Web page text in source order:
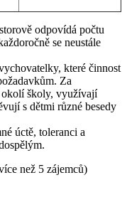
odpovídá počtu
se neustále
které činnost
Za
okolí školy, využívají
s dětmi různé besedy
úctě, toleranci a
než 5 zájemců)